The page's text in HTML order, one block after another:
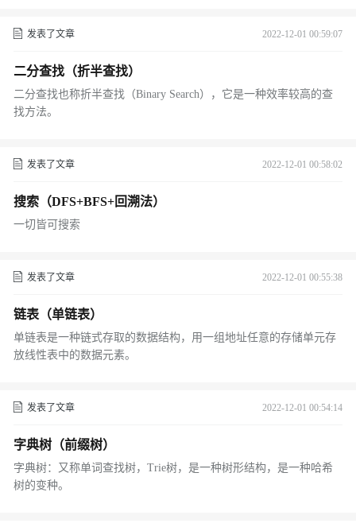
发表了文章 2022-12-01 00:59:07
二分查找（折半查找）
二分查找也称折半查找（Binary Search），它是一种效率较高的查
找方法。
发表了文章 2022-12-01 00:58:02
搜索（DFS+BFS+回溯法）
一切皆可搜索
发表了文章 2022-12-01 00:55:38
链表（单链表）
单链表是一种链式存取的数据结构，用一组地址任意的存储单元存
放线性表中的数据元素。
发表了文章 2022-12-01 00:54:14
字典树（前缀树）
字典树：又称单词查找树，Trie树，是一种树形结构，是一种哈希
树的变种。